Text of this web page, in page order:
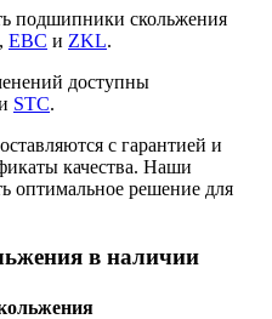
подшипники скольжения
, EBC и ZKL.
доступны
STC.
с гарантией и
качества. Наши
оптимальное решение для
в наличии